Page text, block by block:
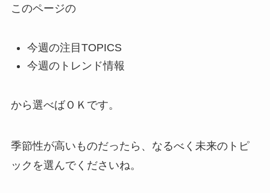
このページの
今週の注目TOPICS
今週のトレンド情報
から選べばＯＫです。
季節性が高いものだったら、なるべく未来のトピ
ックを選んでくださいね。